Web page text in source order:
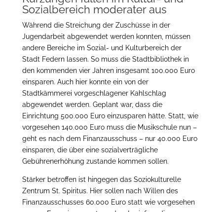
Sozialbereich moderater aus
Während die Streichung der Zuschüsse in der
Jugendarbeit abgewendet werden konnten, müssen
andere Bereiche im Sozial- und Kulturbereich der
Stadt Federn lassen. So muss die Stadtbibliothek in
den kommenden vier Jahren insgesamt 100.000 Euro
einsparen. Auch hier konnte ein von der
Stadtkämmerei vorgeschlagener Kahlschlag
abgewendet werden. Geplant war, dass die
Einrichtung 500.000 Euro einzusparen hätte. Statt, wie
vorgesehen 140.000 Euro muss die Musikschule nun –
geht es nach dem Finanzausschuss – nur 40.000 Euro
einsparen, die über eine sozialverträgliche
Gebührenerhöhung zustande kommen sollen.
Stärker betroffen ist hingegen das Soziokulturelle
Zentrum St. Spiritus. Hier sollen nach Willen des
Finanzausschusses 60.000 Euro statt wie vorgesehen